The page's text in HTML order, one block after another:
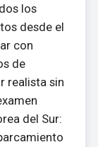
los
desde el
con
de
realista sin
del Sur: